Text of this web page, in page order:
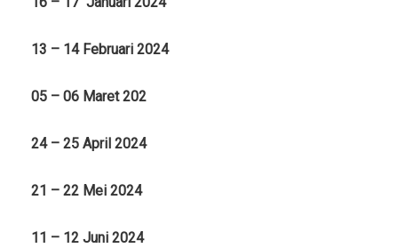
13 – 14 Februari 2024
05 – 06 Maret 202
24 – 25 April 2024
21 – 22 Mei 2024
11 – 12 Juni 2024